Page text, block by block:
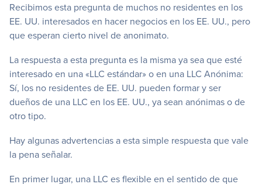
Recibimos esta pregunta de muchos no residentes en los
EE. UU. interesados en hacer negocios en los EE. UU., pero
que esperan cierto nivel de anonimato.
La respuesta a esta pregunta es la misma ya sea que esté
interesado en una «LLC estándar» o en una LLC Anónima:
Sí, los no residentes de EE. UU. pueden formar y ser
dueños de una LLC en los EE. UU., ya sean anónimas o de
otro tipo.
Hay algunas advertencias a esta simple respuesta que vale
la pena señalar.
En primer lugar, una LLC es flexible en el sentido de que